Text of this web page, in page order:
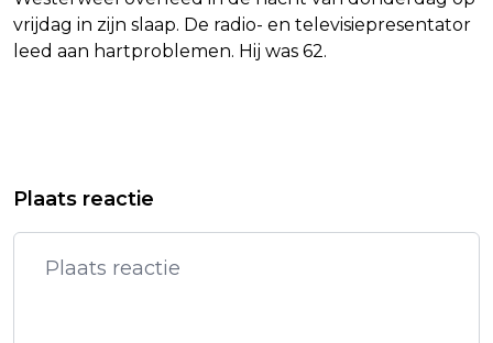
vrijdag in zijn slaap. De radio- en televisiepresentator
leed aan hartproblemen. Hij was 62.
HARDCORE FLODDER MET EIGEN
HANDELSDEAL EU-VS IS 'CRUCIAAL'
VOOR NEDERLAND, VINDT
SJOERDSMA
Plaats reactie